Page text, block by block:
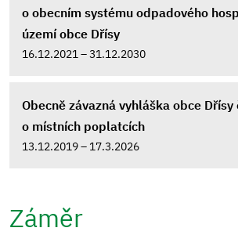
o obecním systému odpadového
území obce Dřísy
16.12.2021 – 31.12.2030
Obecně závazná vyhláška obce
o místních poplatcích
13.12.2019 – 17.3.2026
Záměr